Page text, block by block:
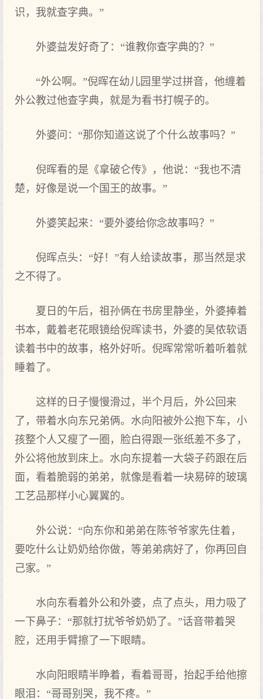
识，我就查字典。”
外婆益发好奇了：“谁教你查字典的？”
“外公啊。”倪晖在幼儿园里学过拼音，他缠着
外公教过他查字典，就是为看书打幌子的。
外婆问：“那你知道这说了个什么故事吗？”
倪晖看的是《拿破仑传》，他说：“我也不清
楚，好像是说一个国王的故事。”
外婆笑起来：“要外婆给你念故事吗？”
倪晖点头：“好！”有人给读故事，那当然是求
之不得了。
夏日的午后，祖孙俩在书房里静坐，外婆捧着
书本，戴着老花眼镜给倪晖读书，外婆的吴侬软语
读着书中的故事，格外好听。倪晖常常听着听着就
睡着了。
这样的日子慢慢滑过，半个月后，外公回来
了，带着水向东兄弟俩。水向阳被外公抱下车，小
孩整个人又瘦了一圈，脸白得跟一张纸差不多了，
外公将他放到床上。水向东提着一大袋子药跟在后
面，看着脆弱的弟弟，就像是看着一块易碎的玻璃
工艺品那样小心翼翼的。
外公说：“向东你和弟弟在陈爷爷家先住着，
要吃什么让奶奶给你做，等弟弟病好了，你再回自
己家。”
水向东看着外公和外婆，点了点头，用力吸了
一下鼻子：“那就打扰爷爷奶奶了。”话音带着哭
腔，还用手臂擦了一下眼睛。
水向阳眼睛半睁着，看着哥哥，抬起手给他擦
眼泪：“哥哥别哭，我不疼。”